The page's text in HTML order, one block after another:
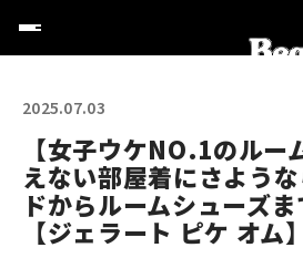
2025.07.03
【女子ウケNO.1のル
えない部屋着にさよう
ドからルームシューズ
【ジェラート ピケ オム】